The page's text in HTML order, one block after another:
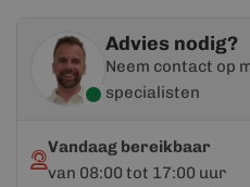
Advies nodig?
Neem contact op
specialisten
Vandaag bereikbaar
van 08:00 tot 17:00 uur